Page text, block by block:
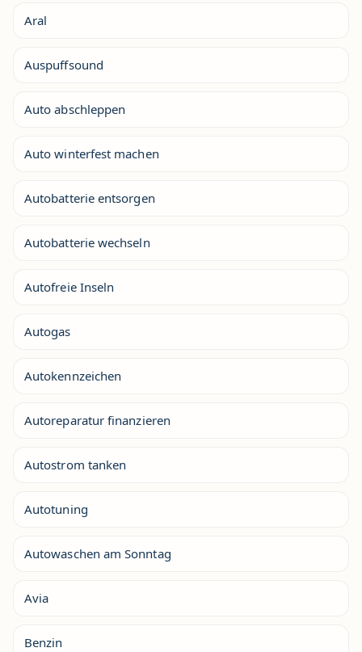
Aral
Auspuffsound
Auto abschleppen
Auto winterfest machen
Autobatterie entsorgen
Autobatterie wechseln
Autofreie Inseln
Autogas
Autokennzeichen
Autoreparatur finanzieren
Autostrom tanken
Autotuning
Autowaschen am Sonntag
Avia
Benzin